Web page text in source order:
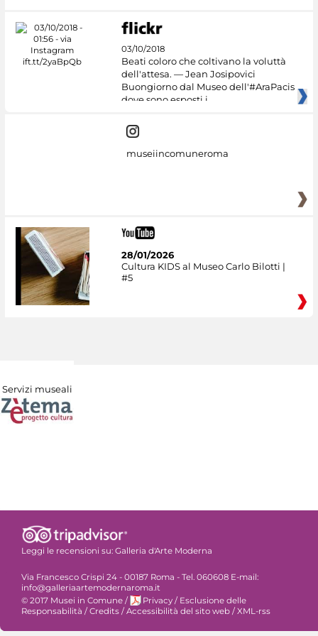
03/10/2018
Beati coloro che coltivano la voluttà
dell'attesa. — Jean Josipovici
Buongiorno dal Museo dell'#AraPacis
dove sono esposti i
museiincomuneroma
28/01/2026
Cultura KIDS al Museo Carlo Bilotti |
#5
Servizi museali
Leggi le recensioni su: Galleria d'Arte Moderna
Via Francesco Crispi 24 - 00187 Roma - Tel. 060608 E-mail:
info@galleriaartemodernaroma.it
© 2017 Musei in Comune / Privacy / Esclusione delle
Responsabilità / Credits / Accessibilità del sito web / XML-rss